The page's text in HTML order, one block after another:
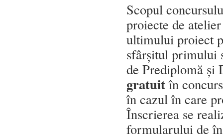
Scopul
proiecte de
ultimului proiect
sfârșitul primului
de Prediplomă și
gratuitîn
în cazul în care
Înscrierea se
formularului de